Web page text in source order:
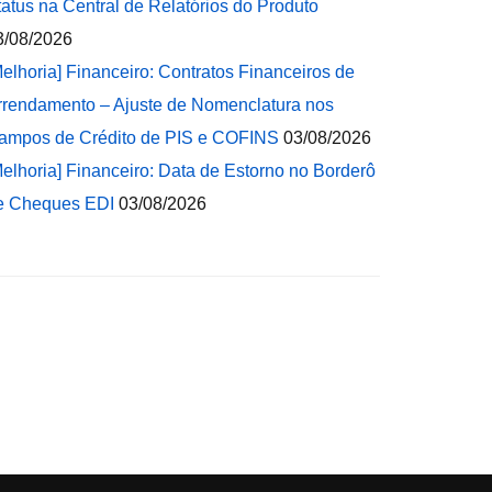
na Central de Relatórios do Produto
08/2026
Financeiro: Contratos Financeiros de
– Ajuste de Nomenclatura nos
de Crédito de PIS e COFINS 03/08/2026
Financeiro: Data de Estorno no Borderô
Cheques EDI 03/08/2026